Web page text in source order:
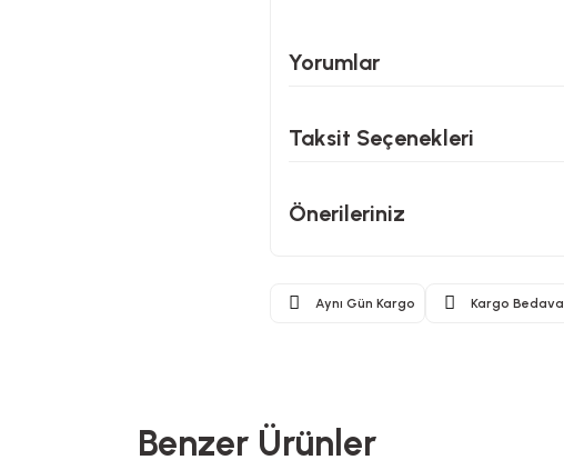
Yorumlar
Taksit Seçenekleri
Önerileriniz
Aynı Gün Kargo Kargo Bedava
Benzer Ürünler